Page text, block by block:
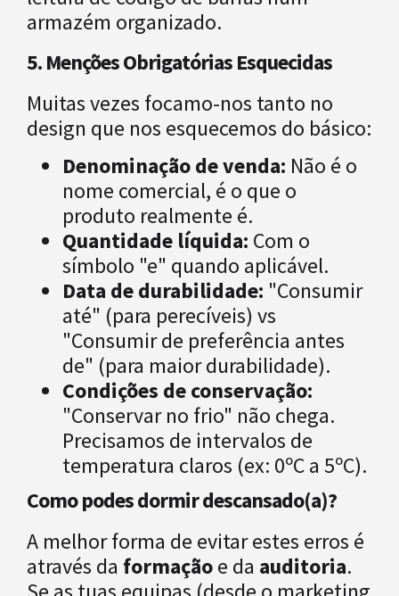
5. Menções Obrigatórias Esquecidas
Muitas vezes focamo-nos tanto no
design que nos esquecemos do básico:
Denominação de venda: Não é o
nome comercial, é o que o
produto realmente é.
Quantidade líquida: Com o
símbolo "e" quando aplicável.
Data de durabilidade: "Consumir
até" (para perecíveis) vs
"Consumir de preferência antes
de" (para maior durabilidade).
Condições de conservação:
"Conservar no frio" não chega.
Precisamos de intervalos de
temperatura claros (ex: 0ºC a 5ºC).
Como podes dormir descansado(a)?
A melhor forma de evitar estes erros é
através da formaçãoe da auditoria.